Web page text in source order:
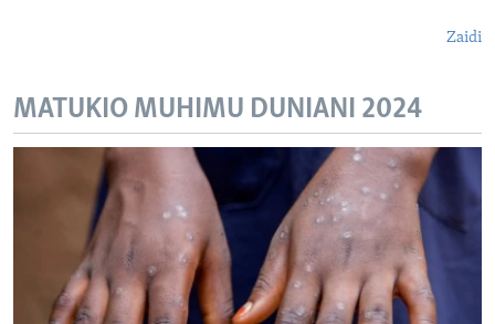
Zaidi
MATUKIO MUHIMU DUNIANI 2024